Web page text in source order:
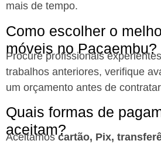
mais de tempo.
Como escolher o
móveis no Pacaembu?
Procure profissionais
trabalhos anteriores, verifique
um orçamento antes de
Quais formas de
aceitam?
Aceitamoscartão, Pix,